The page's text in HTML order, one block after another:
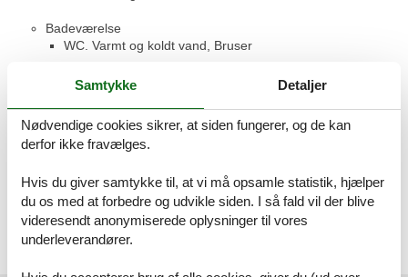
Badeværelse
WC. Varmt og koldt vand, Bruser
Badeværelse
Køkken-alrum, 2 personer
Sofa, madras eller lignende
Terrasse, 120 m²
Åben terrasse
Samtykke Detaljer
Nødvendige cookies sikrer, at siden fungerer, og de kan
derfor ikke fravælges.
Hvis du giver samtykke til, at vi må opsamle statistik, hjælper
du os med at forbedre og udvikle siden. I så fald vil der blive
videresendt anonymiserede oplysninger til vores
underleverandører.